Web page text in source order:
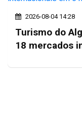
2026-08-04 14:28
Turismo do
18 mercados